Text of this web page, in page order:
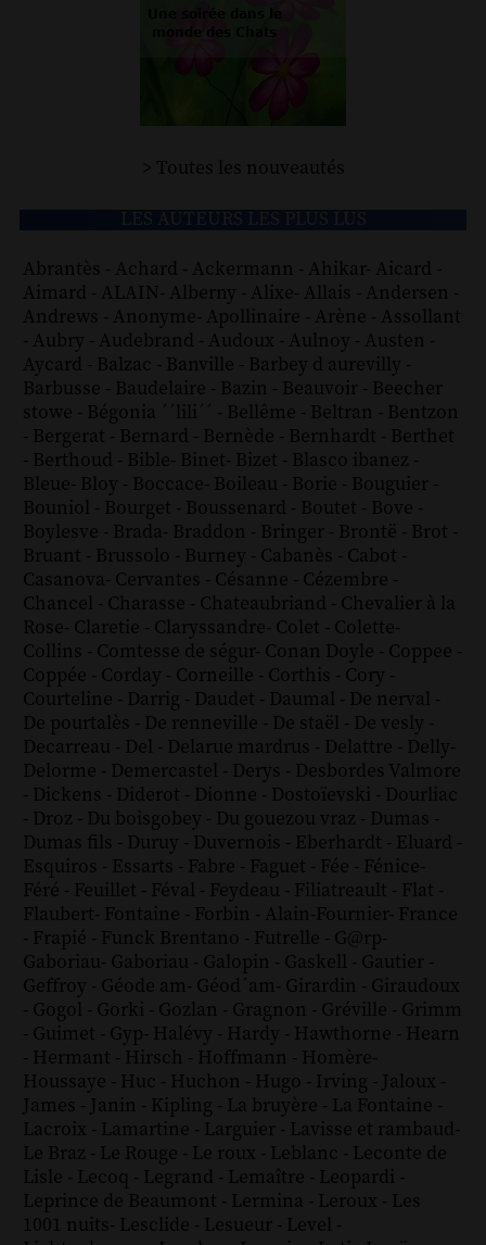
> Toutes les nouveautés
Abrantès - Achard - Ackermann - Ahikar- Aicard -
Aimard - ALAIN- Alberny - Alixe- Allais - Andersen -
Andrews - Anonyme- Apollinaire - Arène - Assollant
- Aubry - Audebrand - Audoux - Aulnoy - Austen -
Aycard - Balzac - Banville - Barbey d aurevilly -
Barbusse - Baudelaire - Bazin - Beauvoir - Beecher
stowe - Bégonia ´´lili´´ - Bellême - Beltran - Bentzon
- Bergerat - Bernard - Bernède - Bernhardt - Berthet
- Berthoud - Bible- Binet- Bizet - Blasco ibanez -
Bleue- Bloy - Boccace- Boileau - Borie - Bouguier -
Bouniol - Bourget - Boussenard - Boutet - Bove -
Boylesve - Brada- Braddon - Bringer - Brontë - Brot -
Bruant - Brussolo - Burney - Cabanès - Cabot -
Casanova- Cervantes - Césanne - Cézembre -
Chancel - Charasse - Chateaubriand - Chevalier à la
Rose- Claretie - Claryssandre- Colet - Colette-
Collins - Comtesse de ségur- Conan Doyle - Coppee -
Coppée - Corday - Corneille - Corthis - Cory -
Courteline - Darrig - Daudet - Daumal - De nerval -
De pourtalès - De renneville - De staël - De vesly -
Decarreau - Del - Delarue mardrus - Delattre - Delly-
Delorme - Demercastel - Derys - Desbordes Valmore
- Dickens - Diderot - Dionne - Dostoïevski - Dourliac
- Droz - Du boisgobey - Du gouezou vraz - Dumas -
Dumas fils - Duruy - Duvernois - Eberhardt - Eluard -
Esquiros - Essarts - Fabre - Faguet - Fée - Fénice-
Féré - Feuillet - Féval - Feydeau - Filiatreault - Flat -
Flaubert- Fontaine - Forbin - Alain-Fournier- France
- Frapié - Funck Brentano - Futrelle - G@rp-
Gaboriau- Gaboriau - Galopin - Gaskell - Gautier -
Geffroy - Géode am- Géod´am- Girardin - Giraudoux
- Gogol - Gorki - Gozlan - Gragnon - Gréville - Grimm
- Guimet - Gyp- Halévy - Hardy - Hawthorne - Hearn
- Hermant - Hirsch - Hoffmann - Homère-
Houssaye - Huc - Huchon - Hugo - Irving - Jaloux -
James - Janin - Kipling - La bruyère - La Fontaine -
Lacroix - Lamartine - Larguier - Lavisse et rambaud-
Le Braz - Le Rouge - Le roux - Leblanc - Leconte de
Lisle - Lecoq - Legrand - Lemaître - Leopardi -
Leprince de Beaumont - Lermina - Leroux - Les
1001 nuits- Lesclide - Lesueur - Level -